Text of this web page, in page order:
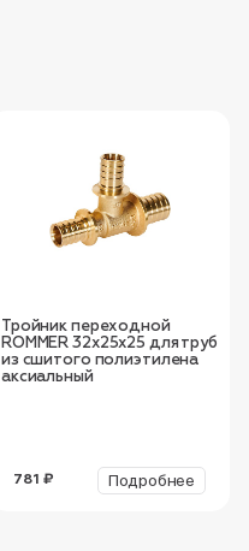
Тройник переходной
ROMMER 32x25x25 для труб
из сшитого полиэтилена
аксиальный
781 ₽ Подробнее